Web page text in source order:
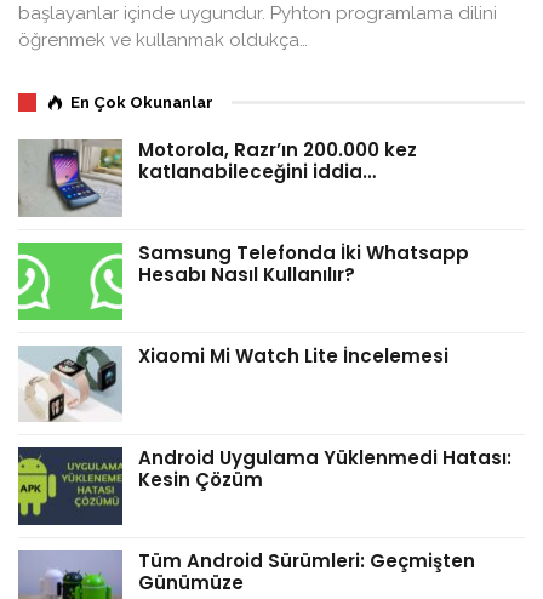
başlayanlar içinde uygundur. Pyhton programlama dilini
öğrenmek ve kullanmak oldukça…
En Çok Okunanlar
Motorola, Razr’ın 200.000 kez
katlanabileceğini iddia…
Samsung Telefonda İki Whatsapp
Hesabı Nasıl Kullanılır?
Xiaomi Mi Watch Lite İncelemesi
Android Uygulama Yüklenmedi Hatası:
Kesin Çözüm
Tüm Android Sürümleri: Geçmişten
Günümüze